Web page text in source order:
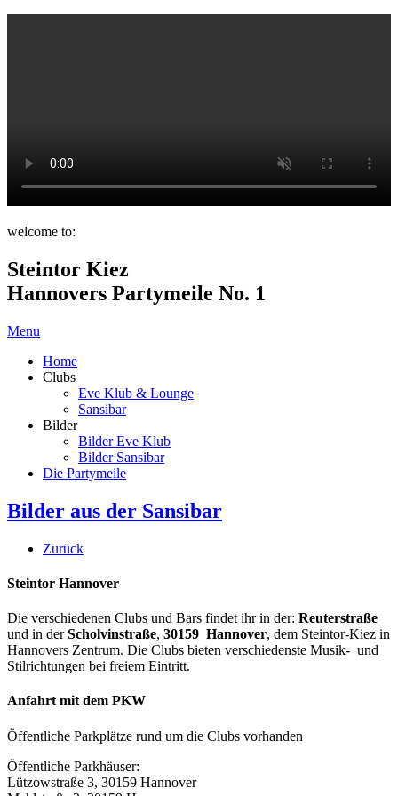
welcome to:
Steintor Kiez
Hannovers Partymeile No. 1
Menu
Home
Clubs
Eve Klub & Lounge
Sansibar
Bilder
Bilder Eve Klub
Bilder Sansibar
Die Partymeile
Bilder aus der Sansibar
Zurück
Steintor Hannover
Die verschiedenen Clubs und Bars findet ihr in der: Reuterstraße
und in derScholvinstraße, 30159 Hannover, dem Steintor-Kiez in
Hannovers Zentrum. Die Clubs bieten verschiedenste Musik- und
Stilrichtungen bei freiem Eintritt.
Anfahrt mit dem PKW
Öffentliche Parkplätze rund um die Clubs vorhanden
Öffentliche Parkhäuser:
Lützowstraße 3, 30159 Hannover